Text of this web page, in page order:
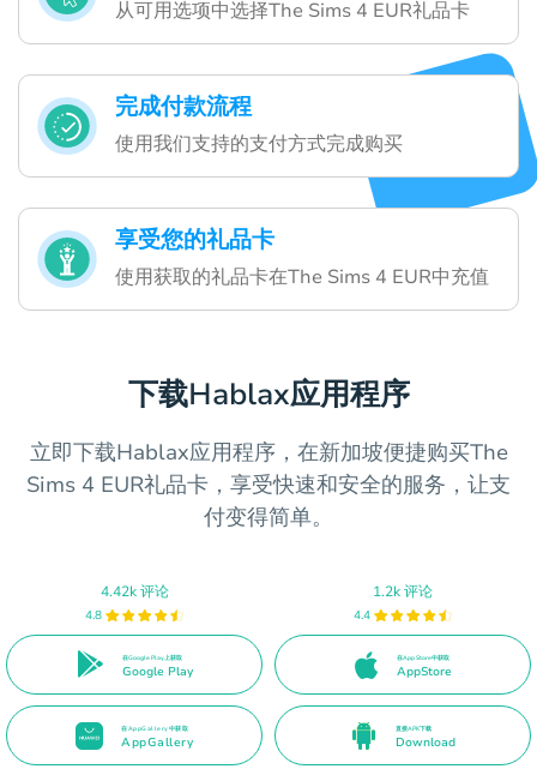
从可用选项中选择The Sims 4 EUR礼品卡
完成付款流程
使用我们支持的支付方式完成购买
享受您的礼品卡
使用获取的礼品卡在The Sims 4 EUR中充值
下载Hablax应用程序
立即下载Hablax应用程序，在新加坡便捷购买The
Sims 4 EUR礼品卡，享受快速和安全的服务，让支
付变得简单。
4.42k 评论
4.8
在Google Play上获取
Google Play
1.2k 评论
4.4
在App Store中获取
AppStore
在AppGallery中获取
AppGallery
直接APK下载
Download